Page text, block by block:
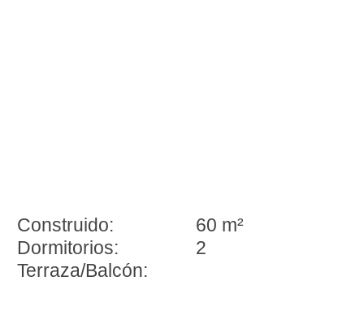
Construido:
60 m²
Dormitorios:
2
Terraza/Balcón: